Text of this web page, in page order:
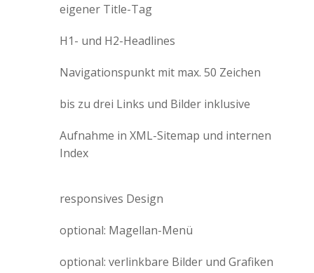
eigener Title-Tag
H1- und H2-Headlines
Navigationspunkt mit max. 50 Zeichen
bis zu drei Links und Bilder inklusive
Aufnahme in XML-Sitemap und internen
Index
responsives Design
optional: Magellan-Menü
optional: verlinkbare Bilder und Grafiken